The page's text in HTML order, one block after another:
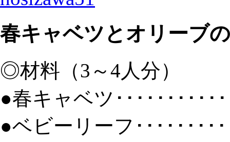
春キャベツとオリーブ
◎材料（3～4人分）
●春キャベツ･･････････
●ベビーリーフ････････